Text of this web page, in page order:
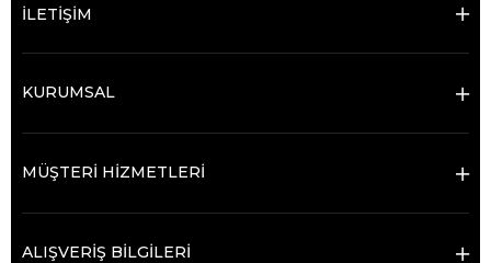
İLETİŞİM
KURUMSAL
MÜŞTERİ HİZMETLERİ
ALIŞVERİŞ BİLGİLERİ